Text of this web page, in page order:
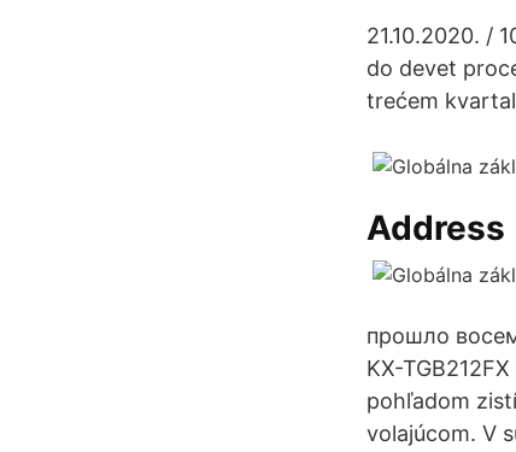
21.10.2020. /
do devet
trećem
Address
прошло
KX-
pohľadom
volajúcom. V